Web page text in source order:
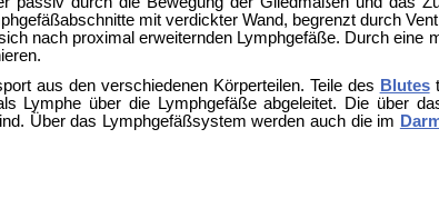
mit verdickter Wand, begrenzt durch
nach proximal erweiternden Lymphgefäße. Durch eine
aus den verschiedenen Körperteilen. Teile des Blutes
Lymphe über die Lymphgefäße abgeleitet. Die über
Über das Lymphgefäßsystem werden auch die im